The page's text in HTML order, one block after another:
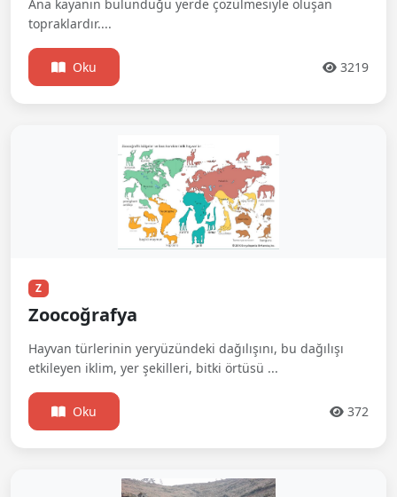
Ana kayanın bulunduğu yerde çözülmesiyle oluşan
topraklardır....
Oku 3219
Z
Zoocoğrafya
Hayvan türlerinin yeryüzündeki dağılışını, bu dağılışı
etkileyen iklim, yer şekilleri, bitki örtüsü ...
Oku 372